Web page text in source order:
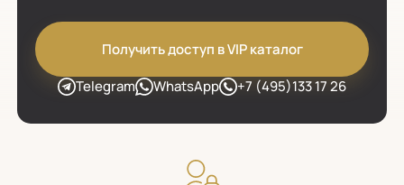
Получить доступ в VIP каталог
Telegram
WhatsApp +7 (495)133 17 26